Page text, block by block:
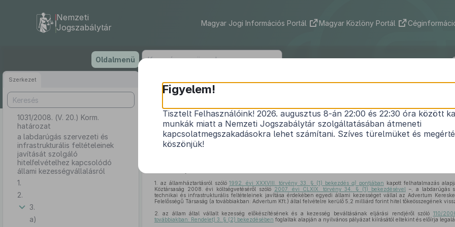
tartalomra
Nemzeti
Jogszabálytár
Magyar Jogi Információs Portál Magyar Közlöny Portál
Oldalmenü
Szerkezet
1031/2008. (V. 20.) Korm.
határozat
a labdarúgás szervezeti és
infrastrukturális feltételeinek
javítását szolgáló
hitelfelvételhez kapcsolódó
állami kezességvállalásról
1.
2.
3.
a)
1031/2008. (V. 20.) Korm. határozat
a labdarúgás szervezeti és infrastrukturális feltételeinek
hitelfelvételhez kapcsolódó állami
1.
az államháztartásról szóló1992. évi XXXVIII. törvény 33. § (1) bekezdés a) pontjában kapott felhatalmazás
Köztársaság 2008. évi költségvetéséről szóló 2007. évi CLXIX. törvény 34. § (1) bekezdésével –, a labdarúgás
technikai és infrastrukturális feltételeinek javítása érdekében egyedi állami kezességet vállal az Advertum
Felelősségű Társaság (a továbbiakban: Advertum Kft.) által felvételre kerülő 5,2 milliárd forint hitel tőkeösszegének
2.
az állam által vállalt kezesség előkészítésének és a kezesség beváltásának eljárási rendjéről szóló 110/
továbbiakban: Rendelet) 3. § (2) bekezdésében foglaltak alapján a nyilvános pályázat kiírásától eltekint és előírja
Figyelem!
Tisztelt Felhasználóink! 2026. augusztus 8-án 22:00 és 22:30 óra között
munkák miatt a Nemzeti Jogszabálytár szolgáltatásában átmeneti
kapcsolatmegszakadásokra lehet számítani. Szíves türelmüket és
köszönjük!